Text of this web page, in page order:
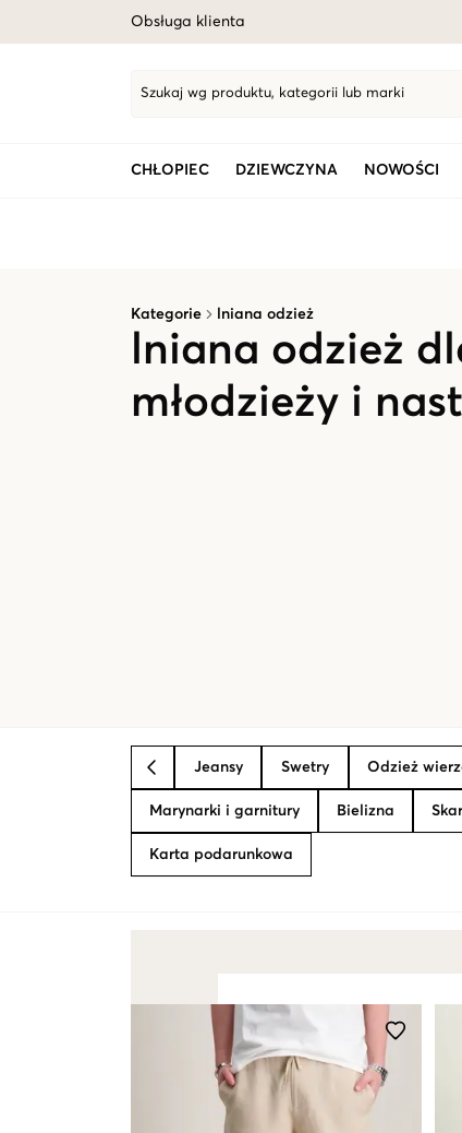
Obsługa klienta
Szukaj wg produktu, kategorii lub marki
CHŁOPIEC DZIEWCZYNA NOWOŚCI
Kategorie lniana odzież
lniana odzież
młodzieży i
BACK Jeansy Swetry Odzież
Marynarki i garnitury Bielizna
Karta podarunkowa